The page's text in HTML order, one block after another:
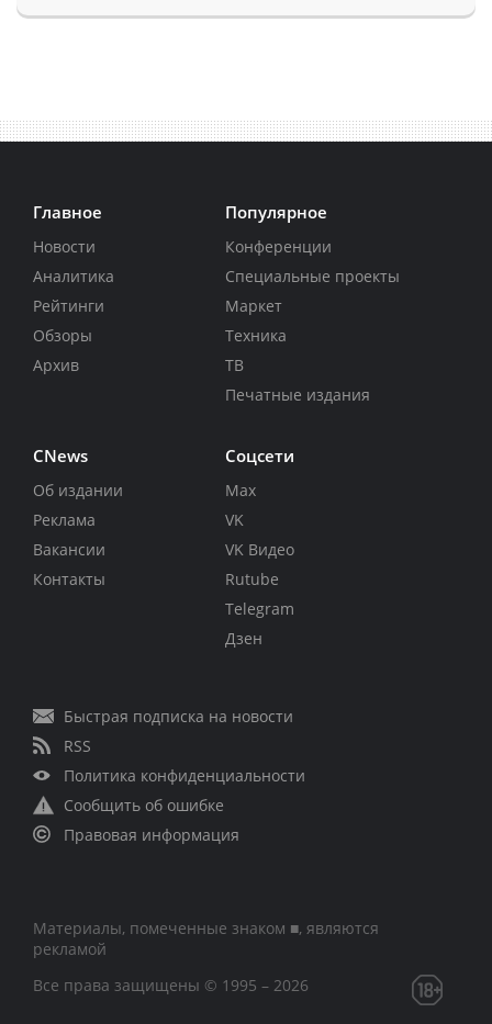
Главное
Новости
Аналитика
Рейтинги
Обзоры
Архив
Популярное
Конференции
Специальные проекты
Маркет
Техника
ТВ
Печатные издания
CNews
Об издании
Реклама
Вакансии
Контакты
Соцсети
Max
VK
VK Видео
Rutube
Telegram
Дзен
Быстрая подписка на новости
RSS
Политика конфиденциальности
Сообщить об ошибке
Правовая информация
Материалы, помеченные знаком ■, являются
рекламой
Все права защищены © 1995 – 2026